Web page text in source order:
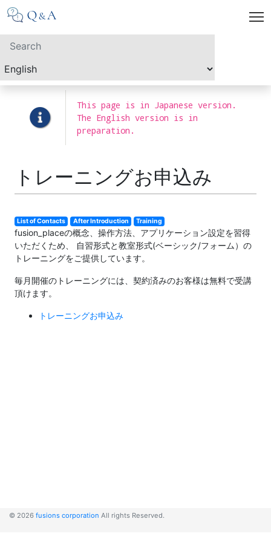
This page is in Japanese version.
The English version is in
preparation.
トレーニングお申込み
List of Contacts After Introduction Training
fusion_placeの概念、操作方法、アプリケーション設定を習得
いただくため、 自習形式と教室形式(ベーシック/フォーム）の
トレーニングをご提供しています。
毎月開催のトレーニングには、契約済みのお客様は無料で受講
頂けます。
トレーニングお申込み
© 2026 fusions corporation All rights Reserved.